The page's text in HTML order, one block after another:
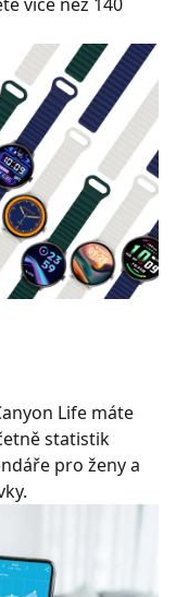
Life máte
statistik
pro ženy a